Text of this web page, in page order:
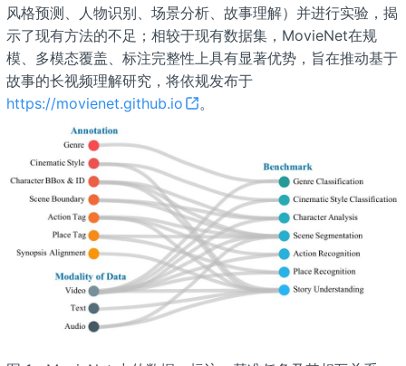
风格预测、人物识别、场景分析、故事理解）并进行实验，揭
示了现有方法的不足；相较于现有数据集，MovieNet在规
模、多模态覆盖、标注完整性上具有显著优势，旨在推动基于
故事的长视频理解研究，将依规发布于
https://movienet.github.io
。